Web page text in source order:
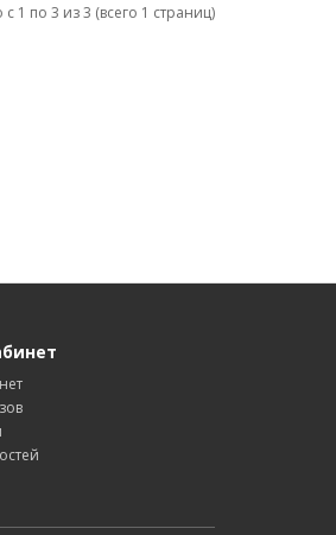
1 по 3 из 3 (всего 1 страниц)